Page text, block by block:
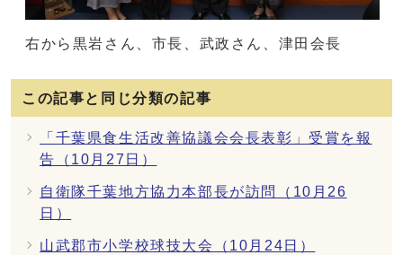
右から黒岩さん、市長、武政さん、津田会長
この記事と同じ分類の記事
「千葉県食生活改善協議会会長表彰」受賞を報
告（10月27日）
自衛隊千葉地方協力本部長が訪問（10月26
日）
山武郡市小学校球技大会（10月24日）